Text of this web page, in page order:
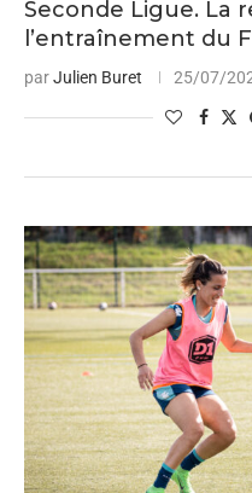
Seconde Ligue. La
l’entraînement du
parJulien Buret 25/07/